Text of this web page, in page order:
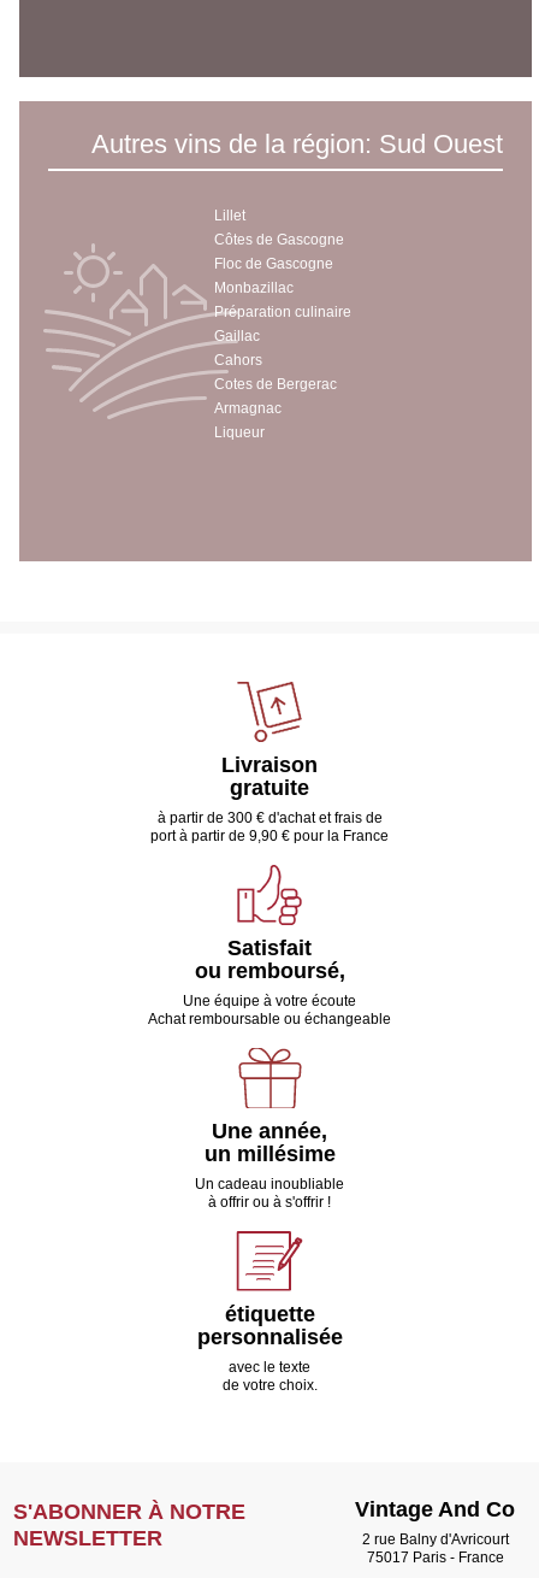
Autres vins de la région: Sud Ouest
Lillet
Côtes de Gascogne
Floc de Gascogne
Monbazillac
Préparation culinaire
Gaillac
Cahors
Cotes de Bergerac
Armagnac
Liqueur
Livraison
gratuite
à partir de 300 € d'achat et frais de
port à partir de 9,90 € pour la France
Satisfait
ou remboursé,
Une équipe à votre écoute
Achat remboursable ou échangeable
Une année,
un millésime
Un cadeau inoubliable
à offrir ou à s'offrir !
étiquette
personnalisée
avec le texte
de votre choix.
S'ABONNER À NOTRE
NEWSLETTER
Vintage And Co
2 rue Balny d'Avricourt
75017 Paris - France